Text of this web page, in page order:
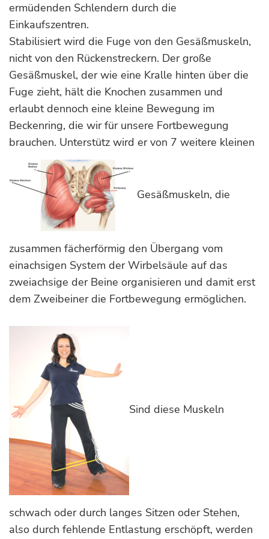
ermüdenden Schlendern durch die
Einkaufszentren.
Stabilisiert wird die Fuge von den Gesäßmuskeln,
nicht von den Rückenstreckern. Der große
Gesäßmuskel, der wie eine Kralle hinten über die
Fuge zieht, hält die Knochen zusammen und
erlaubt dennoch eine kleine Bewegung im
Beckenring, die wir für unsere Fortbewegung
brauchen. Unterstütz wird er von 7 weitere kleinen
Gesäßmuskeln, die
zusammen fächerförmig den Übergang vom
einachsigen System der Wirbelsäule auf das
zweiachsige der Beine organisieren und damit erst
dem Zweibeiner die Fortbewegung ermöglichen.
Sind diese Muskeln
schwach oder durch langes Sitzen oder Stehen,
also durch fehlende Entlastung erschöpft, werden